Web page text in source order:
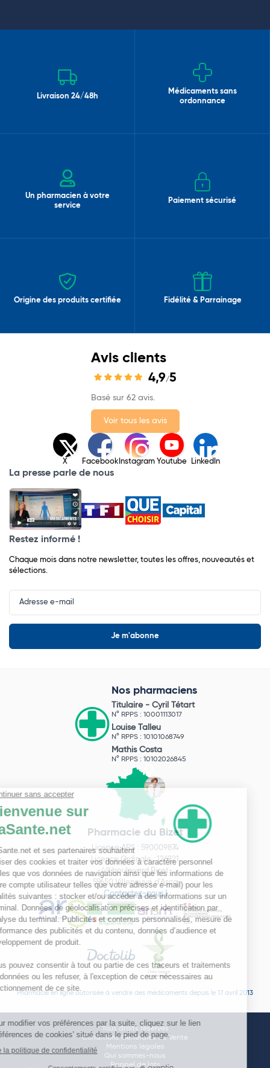
Livraison 24/48h
Médicaments sans
ordonnance
Un pharmacien à votre
service
Paiement sécurisé
Origine des produits certifiée Fidélité & Parrainage
Avis clients
4,9/5
Basé sur 62 avis.
Voir tous les avis
X Facebook Instagram Youtube LinkedIn
La presse parle de nous
Restez informé !
Chaque mois dans notre newsletter, toutes les offres, nouveautés et
sélections.
Input
Newsletter
Nos pharmaciens
Titulaire - Cyril Tétart
N° RPPS : 10001113017
Louise Talleu
N° RPPS : 10101068749
Mathis Costa
N° RPPS : 10102026845
Pharmacie du Bizet
Licence ARS : 590009874
Licence Ordinale : 126921
49 boulevard Bizet
59650 Villeneuve d'Ascq
Contactez-nous !
Pharmacie en ligne autorisée à vendre des médicaments depuis le 17 avril 2013
Tous droits réservés
Conditions Générales de Vente
Mentions légales
Qui sommes-nous
Rappel de lots